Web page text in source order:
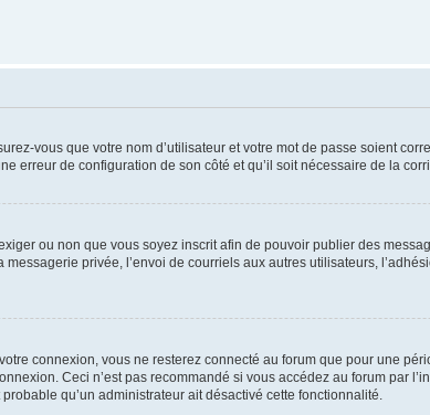
vous que votre nom d’utilisateur et votre mot de passe soient
erreur de configuration de son côté et qu’il soit nécessaire de la
ou non que vous soyez inscrit afin de pouvoir publier des
privée, l’envoi de courriels aux autres utilisateurs,
connexion, vous ne resterez connecté au forum que pour une
Ceci n’est pas recommandé si vous accédez au forum par
qu’un administrateur ait désactivé cette fonctionnalité.